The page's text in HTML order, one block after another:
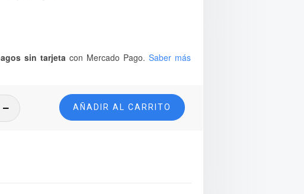
sin tarjeta con Mercado Pago. Saber más
AÑADIR AL CARRITO